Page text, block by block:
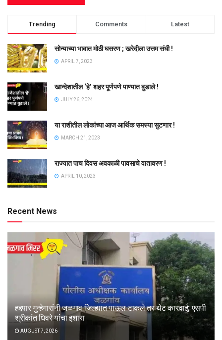
Trending Comments Latest
सोन्याच्या भावात मोठी घसरण ; खरेदीला उत्तम संधी !
APRIL 7, 2023
खान्देशातील ‘हे’ शहर पूर्णपणे पाण्यात बुडाले !
JULY 26, 2024
या राशीतील लोकांच्या आज आर्थिक समस्या सुटणार !
MARCH 21, 2023
राज्यात पाच दिवस अवकाळी पावसाचे वातावरण !
APRIL 10, 2023
Recent News
हद्दपार गुन्हेगारांनी जळगाव जिल्ह्यात पाऊल टाकले तर थेट कारवाई; एसपी
श्रीकांत धिवरे यांचा इशारा
AUGUST 7, 2026